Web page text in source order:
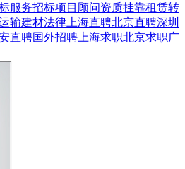
服务招标项目顾问资质挂靠租赁转
输建材法律 上海直聘北京直聘深圳
直聘国外招聘 上海求职北京求职广